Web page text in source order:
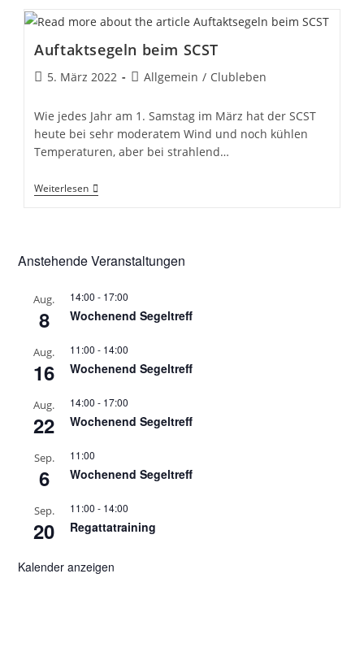
Auftaktsegeln beim SCST
Beitrag
5. März 2022
Beitrags-
Allgemein / Clubleben
Wie jedes Jahr am 1. Samstag im März hat der SCST
heute bei sehr moderatem Wind und noch kühlen
Temperaturen, aber bei strahlend…
WeiterlesenAuftaktsegeln
Beim
Anstehende Veranstaltungen
Aug.
8
14:00 - 17:00
Wochenend Segeltreff
Aug.
16
11:00 - 14:00
Wochenend Segeltreff
Aug.
22
14:00 - 17:00
Wochenend Segeltreff
Sep.
6
11:00
Wochenend Segeltreff
Sep.
20
11:00 - 14:00
Regattatraining
Kalender anzeigen